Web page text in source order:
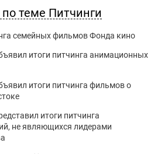
теме Питчинги
семейных фильмов Фонда кино
итоги питчинга анимационных
итоги питчинга фильмов о
итоги питчинга
не являющихся лидерами